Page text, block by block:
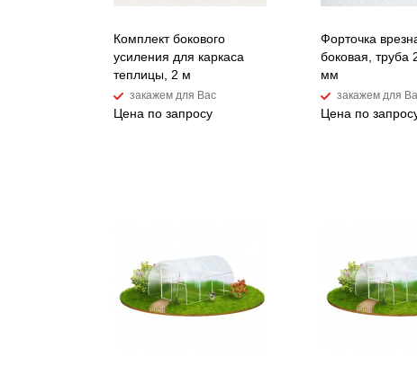
Комплект бокового
усиления для каркаса
теплицы, 2 м
закажем для Вас
Цена по запросу
Форточка
боковая, труба
мм
закажем для
Цена по